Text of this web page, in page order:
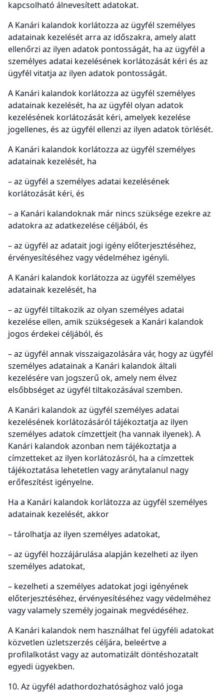
kapcsolható álnevesített adatokat.
A Kanári kalandok korlátozza az ügyfél személyes
adatainak kezelését arra az időszakra, amely alatt
ellenőrzi az ilyen adatok pontosságát, ha az ügyfél a
személyes adatai kezelésének korlátozását kéri és az
ügyfél vitatja az ilyen adatok pontosságát.
A Kanári kalandok korlátozza az ügyfél személyes
adatainak kezelését, ha az ügyfél olyan adatok
kezelésének korlátozását kéri, amelyek kezelése
jogellenes, és az ügyfél ellenzi az ilyen adatok törlését.
A Kanári kalandok korlátozza az ügyfél személyes
adatainak kezelését, ha
– az ügyfél a személyes adatai kezelésének
korlátozását kéri, és
– a Kanári kalandoknak már nincs szüksége ezekre az
adatokra az adatkezelése céljából, és
– az ügyfél az adatait jogi igény előterjesztéséhez,
érvényesítéséhez vagy védelméhez igényli.
A Kanári kalandok korlátozza az ügyfél személyes
adatainak kezelését, ha
– az ügyfél tiltakozik az olyan személyes adatai
kezelése ellen, amik szükségesek a Kanári kalandok
jogos érdekei céljából, és
– az ügyfél annak visszaigazolására vár, hogy az ügyfél
személyes adatainak a Kanári kalandok általi
kezelésére van jogszerű ok, amely nem élvez
elsőbbséget az ügyfél tiltakozásával szemben.
A Kanári kalandok az ügyfél személyes adatai
kezelésének korlátozásáról tájékoztatja az ilyen
személyes adatok címzettjeit (ha vannak ilyenek). A
Kanári kalandok azonban nem tájékoztatja a
címzetteket az ilyen korlátozásról, ha a címzettek
tájékoztatása lehetetlen vagy aránytalanul nagy
erőfeszítést igényelne.
Ha a Kanári kalandok korlátozza az ügyfél személyes
adatainak kezelését, akkor
– tárolhatja az ilyen személyes adatokat,
– az ügyfél hozzájárulása alapján kezelheti az ilyen
személyes adatokat,
– kezelheti a személyes adatokat jogi igényének
előterjesztéséhez, érvényesítéséhez vagy védelméhez
vagy valamely személy jogainak megvédéséhez.
A Kanári kalandok nem használhat fel ügyféli adatokat
közvetlen üzletszerzés céljára, beleértve a
profilalkotást vagy az automatizált döntéshozatalt
egyedi ügyekben.
10. Az ügyfél adathordozhatósághoz való joga